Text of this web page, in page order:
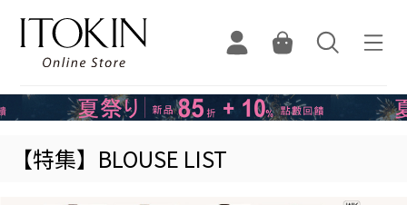
【特集】BLOUSE LIST